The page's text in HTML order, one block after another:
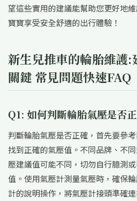
望這些實用的建議能幫助您更好地
寶寶享受安全舒適的出行體驗！
新生兒推車的輪胎維護:
關鍵 常見問題快速FAQ
Q1: 如何判斷輪胎氣壓是否
判斷輪胎氣壓是否正確，首先要參
找到正確的氣壓值。不同品牌、不
壓建議值可能不同，切勿自行臆測
值。使用氣壓計測量氣壓時，確保
計的說明操作，將氣壓計接頭準確